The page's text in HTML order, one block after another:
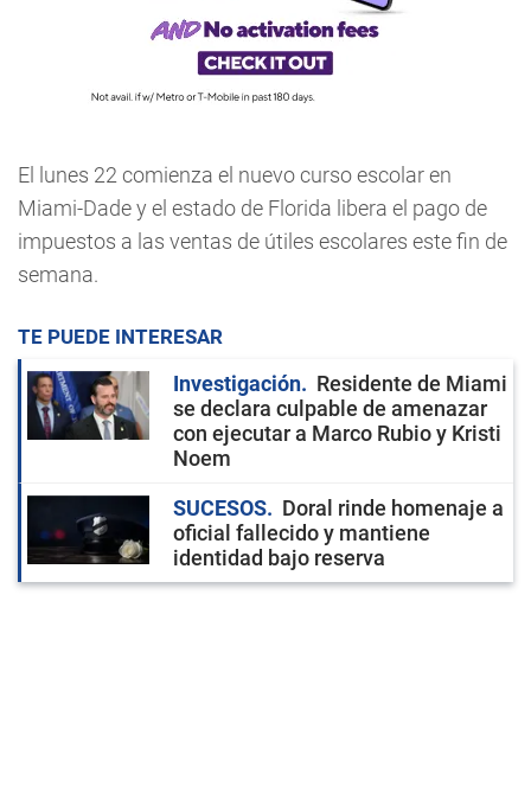
El lunes 22 comienza el nuevo curso escolar en
Miami-Dade y el estado de Florida libera el pago de
impuestos a las ventas de útiles escolares este fin de
semana.
TE PUEDE INTERESAR
Investigación
Residente de Miami
se declara culpable de amenazar
con ejecutar a Marco Rubio y Kristi
Noem
SUCESOS
Doral rinde homenaje a
oficial fallecido y mantiene
identidad bajo reserva